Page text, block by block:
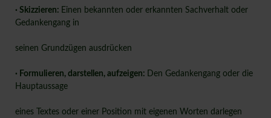
· Skizzieren: Einen bekannten oder erkannten Sachverhalt oder
Gedankengang in
seinen Grundzügen ausdrücken
· Formulieren, darstellen, aufzeigen: Den Gedankengang oder die
Hauptaussage
eines Textes oder einer Position mit eigenen Worten darlegen